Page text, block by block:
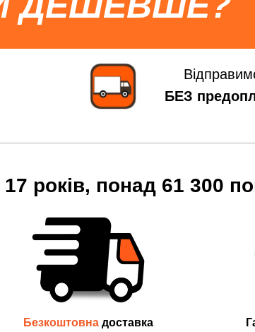
БЕЗ
років, понад 61 300
Безкоштовна доставка